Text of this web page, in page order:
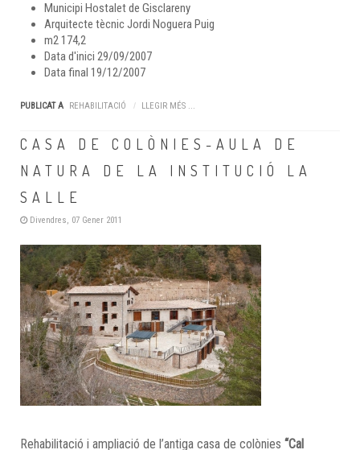
Municipi Hostalet de Gisclareny
Arquitecte tècnicJordi Noguera Puig
m2174,2
Data d'inici 29/09/2007
Data final 19/12/2007
PUBLICAT A REHABILITACIÓ LLEGIR MÉS ...
CASA DE COLÒNIES-AULA DE
NATURA DE LA INSTITUCIÓ LA
SALLE
Divendres, 07 Gener 2011
Rehabilitació i ampliació de l’antiga casa de colònies “Cal